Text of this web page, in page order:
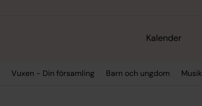
Kalender
Vuxen - Din församling Barn och ungdom Musik